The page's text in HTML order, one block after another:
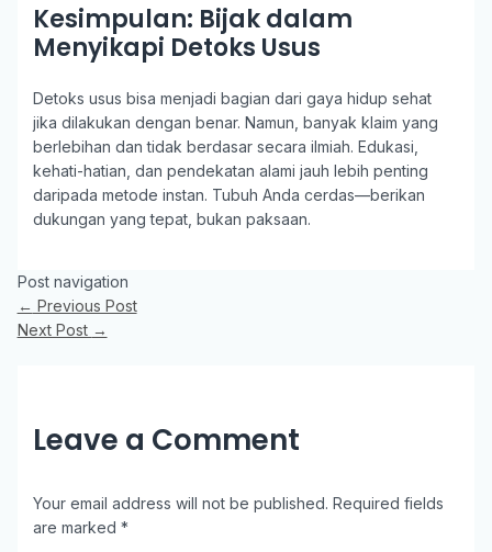
Kesimpulan: Bijak dalam
Menyikapi Detoks Usus
Detoks usus bisa menjadi bagian dari gaya hidup sehat
jika dilakukan dengan benar. Namun, banyak klaim yang
berlebihan dan tidak berdasar secara ilmiah. Edukasi,
kehati-hatian, dan pendekatan alami jauh lebih penting
daripada metode instan. Tubuh Anda cerdas—berikan
dukungan yang tepat, bukan paksaan.
Post navigation
← Previous Post
Next Post →
Leave a Comment
Your email address will not be published. Required fields
are marked *